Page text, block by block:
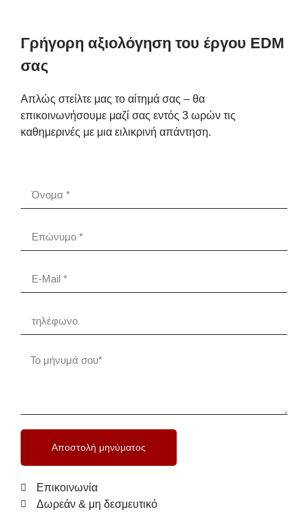
Γρήγορη αξιολόγηση του έργου EDM
σας
Απλώς στείλτε μας το αίτημά σας – θα
επικοινωνήσουμε μαζί σας εντός 3 ωρών τις
καθημερινές με μια ειλικρινή απάντηση.
Αποστολή μηνύματος
Επικοινωνία
Δωρεάν & μη δεσμευτικό